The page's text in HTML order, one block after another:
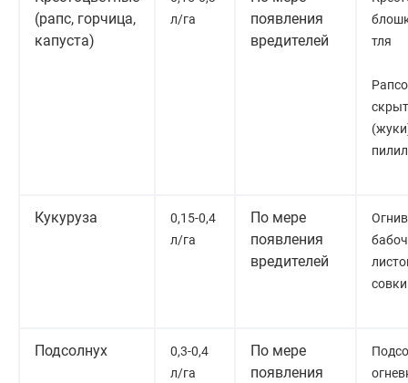
(рапс, горчица,
капуста)
л/га
появления
вредителей
тля
Кукуруза
0,15-0,4
л/га
По мере
появления
вредителей
совки
Подсолнух
0,3-0,4
л/га
По мере
появления